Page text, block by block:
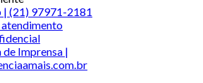
(21) 97971-2181
de Imprensa |